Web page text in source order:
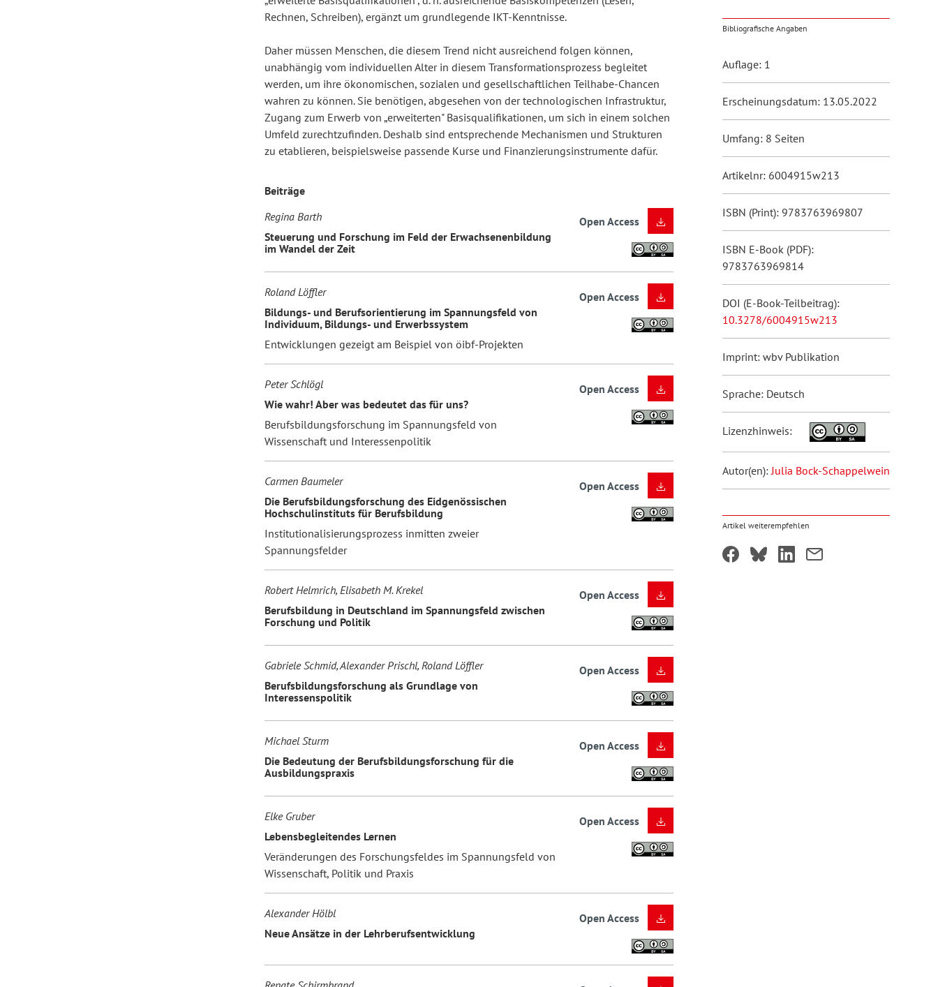
Rechnen, Schreiben), ergänzt um grundlegende IKT-Kenntnisse.
Daher müssen Menschen, die diesem Trend nicht ausreichend folgen können,
unabhängig vom individuellen Alter in diesem Transformationsprozess begleitet
werden, um ihre ökonomischen, sozialen und gesellschaftlichen Teilhabe-Chancen
wahren zu können. Sie benötigen, abgesehen von der technologischen Infrastruktur,
Zugang zum Erwerb von „erweiterten" Basisqualifikationen, um sich in einem solchen
Umfeld zurechtzufinden. Deshalb sind entsprechende Mechanismen und Strukturen
zu etablieren, beispielsweise passende Kurse und Finanzierungsinstrumente dafür.
Beiträge
Regina Barth
Steuerung und Forschung im Feld der Erwachsenenbildung
im Wandel der Zeit
Open Access
Roland Löffler
Bildungs- und Berufsorientierung im Spannungsfeld von
Individuum, Bildungs- und Erwerbssystem
Entwicklungen gezeigt am Beispiel von öibf-Projekten
Open Access
Peter Schlögl
Wie wahr! Aber was bedeutet das für uns?
Berufsbildungsforschung im Spannungsfeld von
Wissenschaft und Interessenpolitik
Open Access
Carmen Baumeler
Die Berufsbildungsforschung des Eidgenössischen
Hochschulinstituts für Berufsbildung
Institutionalisierungsprozess inmitten zweier
Spannungsfelder
Open Access
Robert Helmrich, Elisabeth M. Krekel
Berufsbildung in Deutschland im Spannungsfeld zwischen
Forschung und Politik
Open Access
Gabriele Schmid, Alexander Prischl, Roland Löffler
Berufsbildungsforschung als Grundlage von
Interessenspolitik
Open Access
Michael Sturm
Die Bedeutung der Berufsbildungsforschung für die
Ausbildungspraxis
Open Access
Elke Gruber
Lebensbegleitendes Lernen
Veränderungen des Forschungsfeldes im Spannungsfeld von
Wissenschaft, Politik und Praxis
Open Access
Alexander Hölbl
Neue Ansätze in der Lehrberufsentwicklung
Open Access
Bibliografische Angaben
Auflage: 1
Erscheinungsdatum: 13.05.2022
Umfang: 8 Seiten
Artikelnr: 6004915w213
ISBN (Print): 9783763969807
ISBN E-Book (PDF):
9783763969814
DOI (E-Book-Teilbeitrag):
10.3278/6004915w213
Imprint: wbv Publikation
Sprache: Deutsch
Lizenzhinweis:
Autor(en):Julia Bock-Schappelwein
Artikel weiterempfehlen